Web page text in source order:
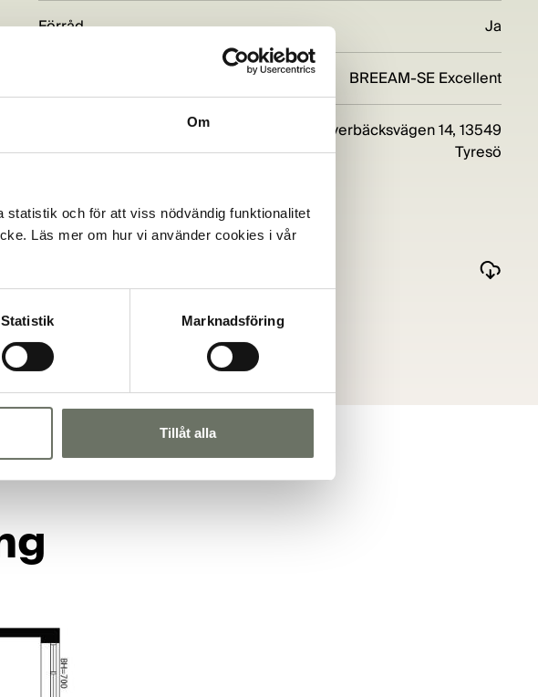
Om
och för att viss nödvändig funktionalitet
Läs mer om hur vi använder cookies i vår
Statistik Marknadsföring
Tillåt alla
Förråd Ja
BREEAM-SE Excellent
Bäverbäcksvägen 14, 13549
Tyresö
Dokument